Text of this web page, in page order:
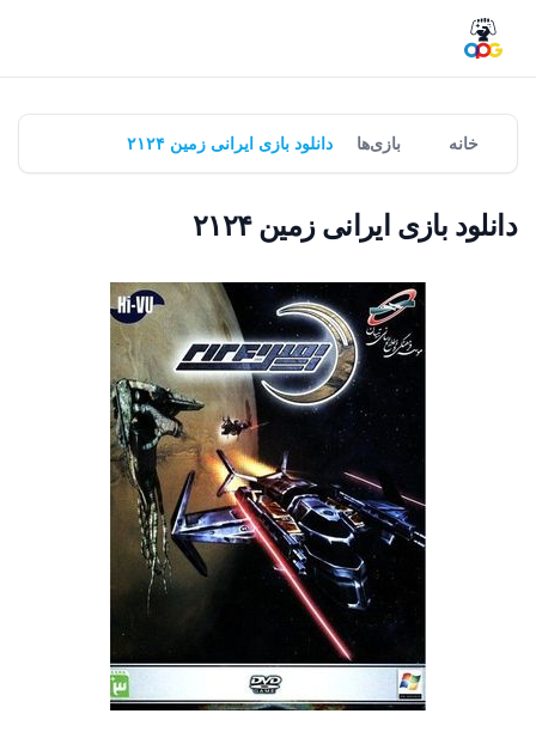
خانه بازی‌ها دانلود بازی ایرانی زمین ۲۱۲۴
دانلود بازی ایرانی زمین ۲۱۲۴